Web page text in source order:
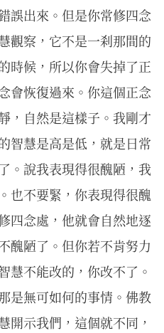
誤出來。但是你常修四念
觀察，它不是一刹那間的
時候，所以你會失掉了正
會恢復過來。你這個正念
，自然是這樣子。我剛才
智慧是高是低，就是日常
。說我表現得很醜陋，我
也不要緊，你表現得很醜
四念處，他就會自然地逐
醜陋了。但你若不肯努力
慧不能改的，你改不了。
是無可如何的事情。佛教
開示我們，這個就不同，